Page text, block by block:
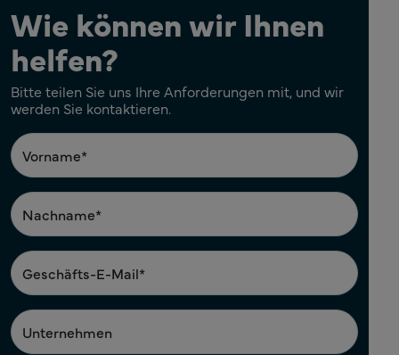
Wie können wir Ihnen
helfen?
Bitte teilen Sie uns Ihre Anforderungen mit, und wir
werden Sie kontaktieren.